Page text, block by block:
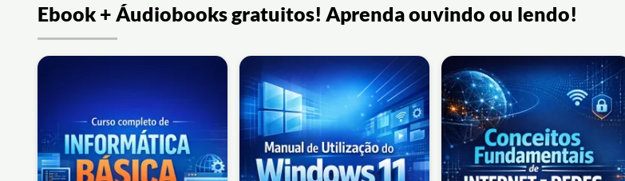
Ebook + Áudiobooks gratuitos! Aprenda ouvindo ou lendo!